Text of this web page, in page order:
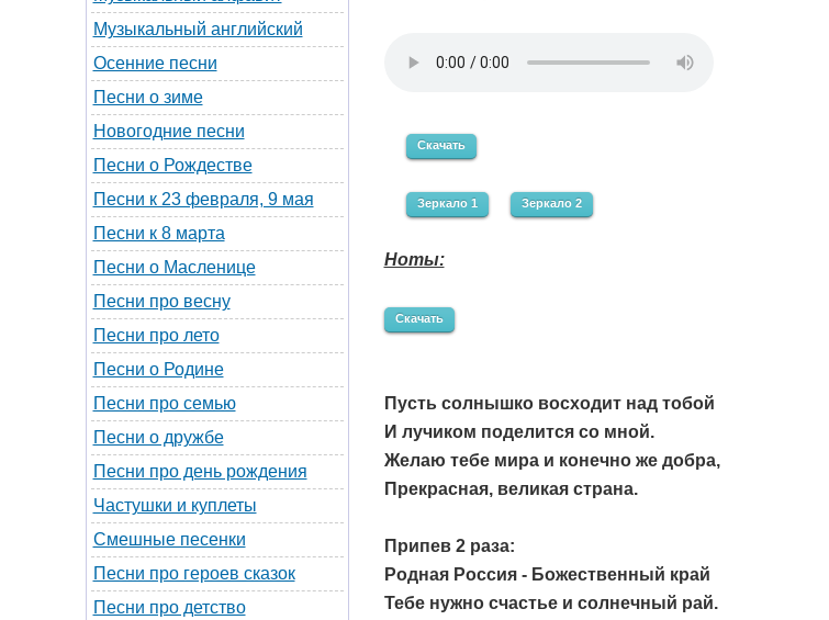
Музыкальный английский
Осенние песни
Песни о зиме
Новогодние песни
Песни о Рождестве
Песни к 23 февраля, 9 мая
Песни к 8 марта
Песни о Масленице
Песни про весну
Песни про лето
Песни о Родине
Песни про семью
Песни о дружбе
Песни про день рождения
Частушки и куплеты
Смешные песенки
Песни про героев сказок
Песни про детство
Скачать
Зеркало 1 Зеркало 2
Ноты:
Скачать
Пусть солнышко восходит над тобой
И лучиком поделится со мной.
Желаю тебе мира и конечно же добра,
Прекрасная, великая страна.
Припев 2 раза:
Родная Россия - Божественный край
Тебе нужно счастье и солнечный рай.